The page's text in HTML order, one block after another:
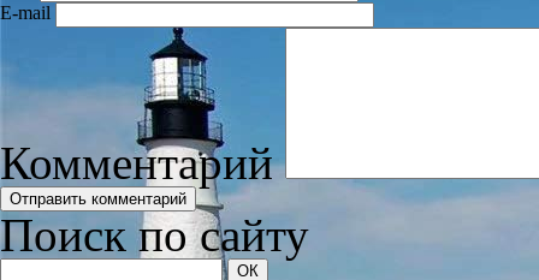
E-mail
Комментарий
Поиск по сайту